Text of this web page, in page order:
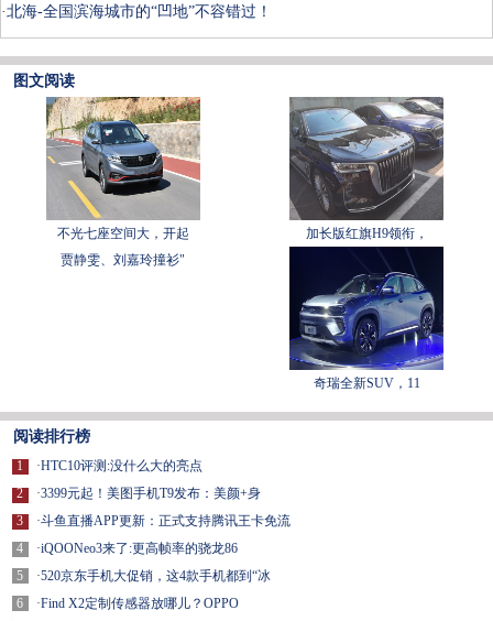
·北海-全国滨海城市的“凹地”不容错过！
图文阅读
不光七座空间大，开起
加长版红旗H9领衔，
贾静雯、刘嘉玲撞衫"
奇瑞全新SUV，11
阅读排行榜
1
2
3
4
5
6
·HTC10评测:没什么大的亮点
·3399元起！美图手机T9发布：美颜+身
·斗鱼直播APP更新：正式支持腾讯王卡免流
·iQOONeo3来了:更高帧率的骁龙86
·520京东手机大促销，这4款手机都到“冰
·Find X2定制传感器放哪儿？OPPO